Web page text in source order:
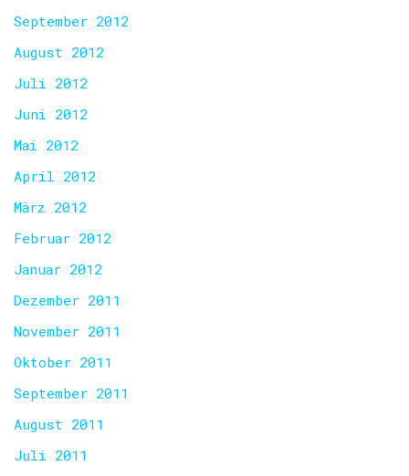
September 2012
August 2012
Juli 2012
Juni 2012
Mai 2012
April 2012
März 2012
Februar 2012
Januar 2012
Dezember 2011
November 2011
Oktober 2011
September 2011
August 2011
Juli 2011